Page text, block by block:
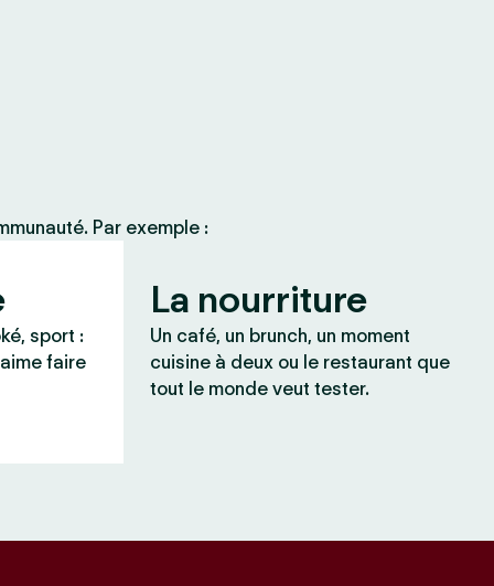
Par exemple :
sport :
faire
La nourriture
Un café, un brunch, un moment
cuisine à deux ou le restaurant que
tout le monde veut tester.